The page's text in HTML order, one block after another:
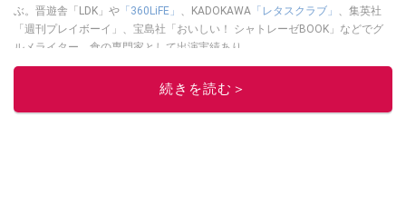
ぶ。晋遊舎「LDK」や 「360LiFE」 、KADOKAWA 「レタスクラブ」
、集英社
「週刊プレイボーイ」、宝島社「おいしい！ シャトレーゼBOOK」などでグ
ルメライター、食の専門家として出演実績あり。
続きを読む＞